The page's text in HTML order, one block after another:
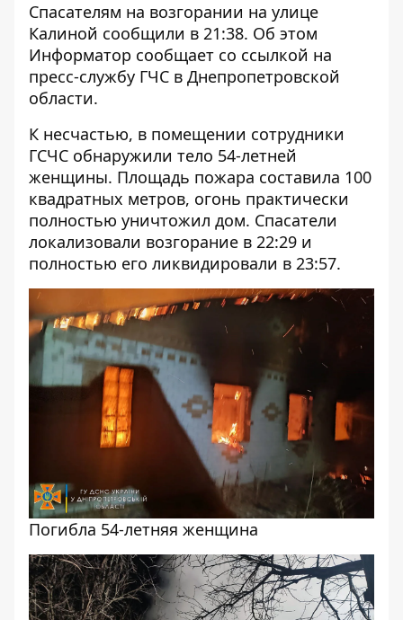
Спасателям на возгорании на улице
Калиной сообщили в 21:38. Об этом
Информатор сообщает со ссылкой на
пресс-службу ГЧС в Днепропетровской
области.
К несчастью, в помещении сотрудники
ГСЧС обнаружили тело 54-летней
женщины. Площадь пожара составила 100
квадратных метров, огонь практически
полностью уничтожил дом. Спасатели
локализовали возгорание в 22:29 и
полностью его ликвидировали в 23:57.
Погибла 54-летняя женщина